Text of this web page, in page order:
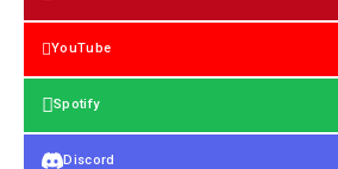
YouTube
Spotify
Discord